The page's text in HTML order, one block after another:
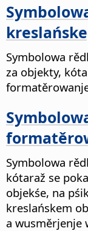
Symbolowa
za objekty,
Symbolowa
kótaraž se
objekśe, na
kreslańskem
a wusměrjenje